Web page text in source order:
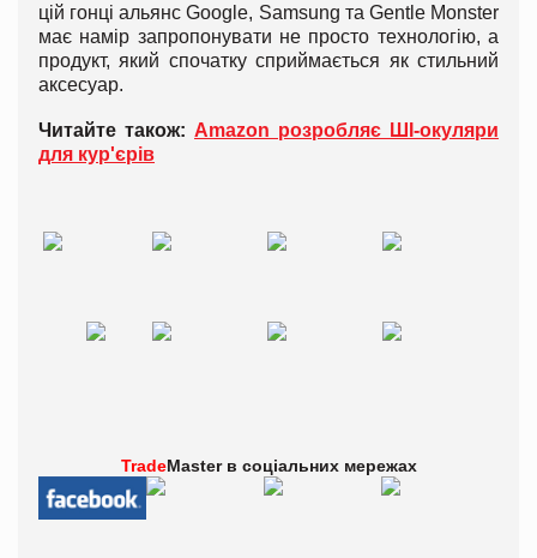
цій гонці альянс Google, Samsung та Gentle Monster
має намір запропонувати не просто технологію, а
продукт, який спочатку сприймається як стильний
аксесуар.
Читайте також: Amazon розробляє ШІ-окуляри
для кур'єрів
TradeMaster в соціальних мережах